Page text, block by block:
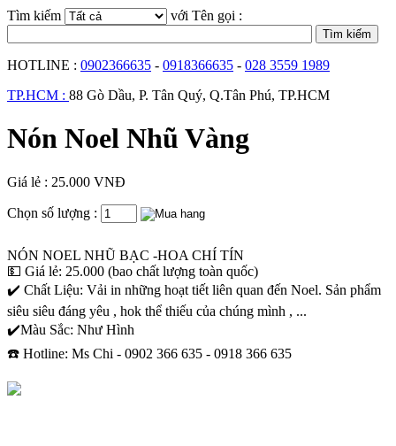
Tìm kiếm
với Tên gọi :
HOTLINE : 0902366635 - 0918366635 - 028 3559 1989
TP.HCM : 88 Gò Dầu, P. Tân Quý, Q.Tân Phú, TP.HCM
Nón Noel Nhũ Vàng
Giá lẻ : 25.000 VNĐ
Chọn số lượng :
NÓN NOEL NHŨ BẠC -HOA CHÍ TÍN
💵 Giá lẻ: 25.000 (bao chất lượng toàn quốc)
✔️ Chất Liệu: Vải in những hoạt tiết liên quan đến Noel. Sản phẩm
siêu siêu đáng yêu , hok thể thiếu của chúng mình , ...
✔️Màu Sắc: Như Hình
☎️ Hotline: Ms Chi - 0902 366 635 - 0918 366 635